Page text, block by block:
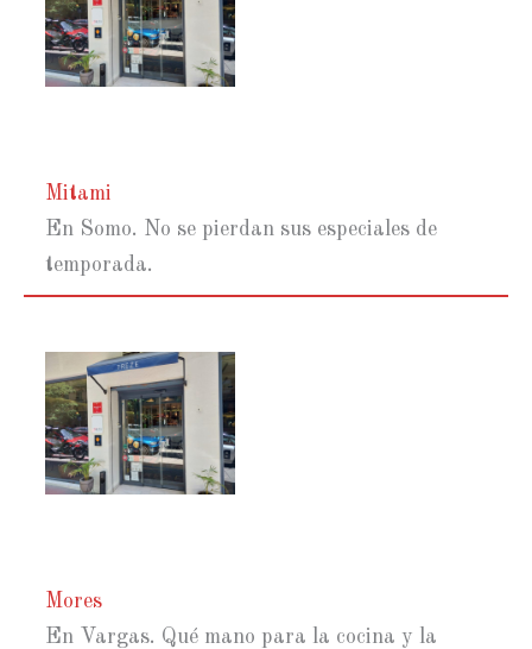
Mitami
En Somo. No se pierdan sus especiales de
temporada.
Mores
En Vargas. Qué mano para la cocina y la